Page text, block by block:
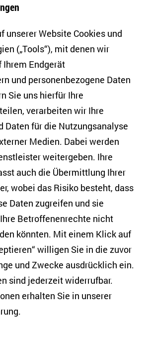
Facebook
und internationale
Str. 60
17
*
über aktuelle Themen,
zudem damit einverstanden, dass meine
mit den Newslettern gemessen werden (z. B.
Mail, angeklickte Links), sodass das ZOiS den
und weiterhin möglichst relevante
die Zukunft widerrufen (Abmeldelink in jeder
unserer Website Cookies und
(„Tools“), mit denen wir
Endgerät
und personenbezogene Daten
Sie uns hierfür Ihre
verarbeiten wir Ihre
Daten für die Nutzungsanalyse
Medien. Dabei werden
weitergeben. Ihre
auch die Übermittlung Ihrer
wobei das Risiko besteht, dass
Daten zugreifen und sie
Betroffenenrechte nicht
könnten. Mit einem Klick auf
willigen Sie in die zuvor
und Zwecke ausdrücklich ein.
sind jederzeit widerrufbar.
erhalten Sie in unserer
.